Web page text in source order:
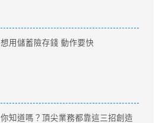
想用儲蓄險存錢 動作要快
你知道嗎？頂尖業務都靠這三招創造